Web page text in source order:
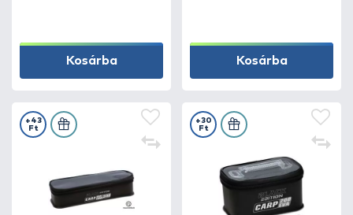
Kosárba Kosárba
+43
Ft
+30
Ft